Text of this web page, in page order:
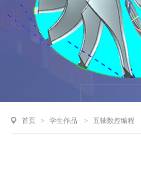
首页 > 学生作品 > 五轴数控编程